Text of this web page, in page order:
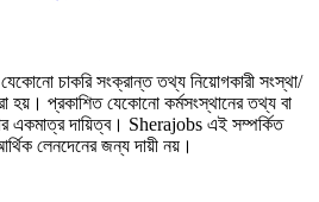
চাকরি সংক্রান্ত তথ্য নিয়োগকারী সংস্থা/
হয়। প্রকাশিত যেকোনো কর্মসংস্থানের তথ্য বা
একমাত্র দায়িত্ব। Sherajobs এই সম্পর্কিত
লেনদেনের জন্য দায়ী নয়।